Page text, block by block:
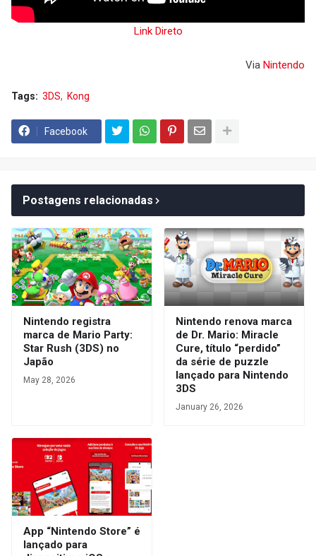
Link Direto
Via Nintendo
Tags: 3DS Kong
Facebook
Postagens relacionadas
Nintendo registra
marca de Mario Party:
Star Rush (3DS) no
Japão
May 28, 2026
Nintendo renova marca
de Dr. Mario: Miracle
Cure, título “perdido”
da série de puzzle
lançado para Nintendo
3DS
January 26, 2026
App “Nintendo Store” é
lançado para